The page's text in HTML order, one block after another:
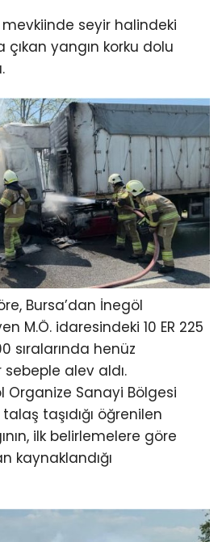
seyir halindeki
çıkan yangın korku dolu
Bursa’dan İnegöl
M.Ö. idaresindeki 10 ER 225
sıralarında henüz
alev aldı.
Organize Sanayi Bölgesi
taşıdığı öğrenilen
ilk belirlemelere göre
kaynaklandığı